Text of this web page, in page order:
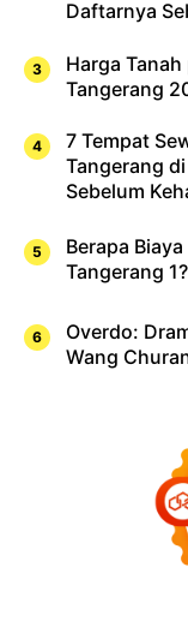
Daftarnya
Harga
Tangerang
7 Tempat
Tangerang
Sebelum
Berapa
Tangerang
Overdo:
Wang